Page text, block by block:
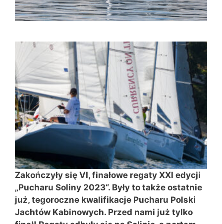
Zakończyły się VI, finałowe regaty XXI edycji
„Pucharu Soliny 2023“. Były to także ostatnie
już, tegoroczne kwalifikacje Pucharu Polski
Jachtów Kabinowych. Przed nami już tylko